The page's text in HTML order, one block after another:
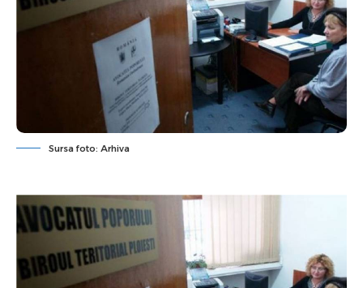
Sursa foto: Arhiva